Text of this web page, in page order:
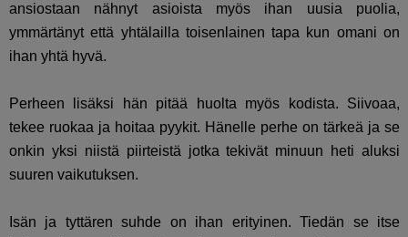
ansiostaan nähnyt asioista myös ihan uusia puolia,
ymmärtänyt että yhtälailla toisenlainen tapa kun omani on
ihan yhtä hyvä.
Perheen lisäksi hän pitää huolta myös kodista. Siivoaa,
tekee ruokaa ja hoitaa pyykit. Hänelle perhe on tärkeä ja se
onkin yksi niistä piirteistä jotka tekivät minuun heti aluksi
suuren vaikutuksen.
Isän ja tyttären suhde on ihan erityinen. Tiedän se itse